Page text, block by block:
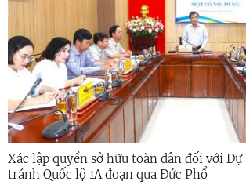
Xác lập quyền sở hữu toàn dân đối với Dự
tránh Quốc lộ 1A đoạn qua Đức Phổ